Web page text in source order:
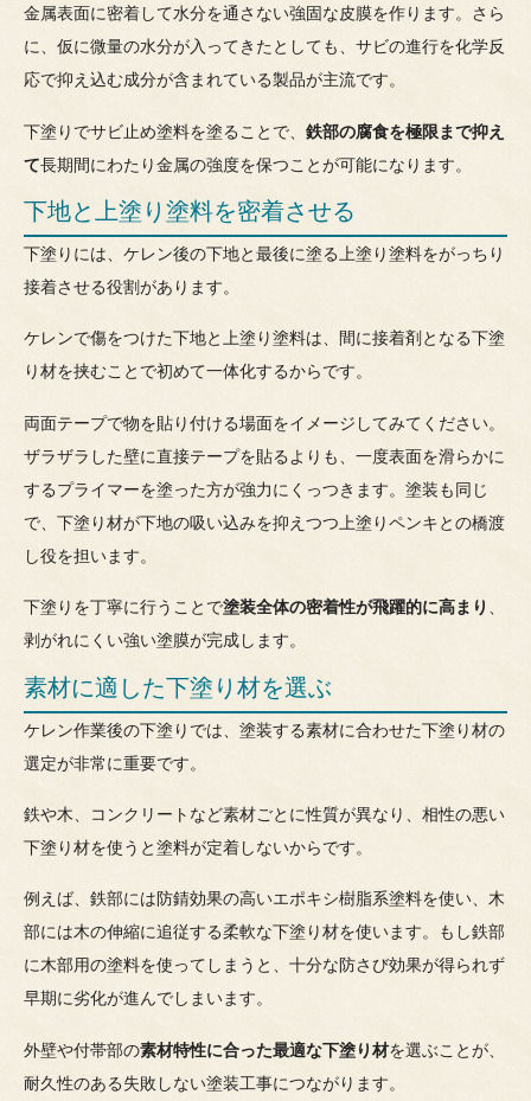
金属表面に密着して水分を通さない強固な皮膜を作ります。さら
に、仮に微量の水分が入ってきたとしても、サビの進行を化学反
応で抑え込む成分が含まれている製品が主流です。
下塗りでサビ止め塗料を塗ることで、 鉄部の腐食を極限まで抑え
て長期間にわたり金属の強度を保つことが可能になります。
下地と上塗り塗料を密着させる
下塗りには、ケレン後の下地と最後に塗る上塗り塗料をがっちり
接着させる役割があります。
ケレンで傷をつけた下地と上塗り塗料は、間に接着剤となる下塗
り材を挟むことで初めて一体化するからです。
両面テープで物を貼り付ける場面をイメージしてみてください。
ザラザラした壁に直接テープを貼るよりも、一度表面を滑らかに
するプライマーを塗った方が強力にくっつきます。塗装も同じ
で、下塗り材が下地の吸い込みを抑えつつ上塗りペンキとの橋渡
し役を担います。
下塗りを丁寧に行うことで塗装全体の密着性が飛躍的に高まり 、
剥がれにくい強い塗膜が完成します。
素材に適した下塗り材を選ぶ
ケレン作業後の下塗りでは、塗装する素材に合わせた下塗り材の
選定が非常に重要です。
鉄や木、コンクリートなど素材ごとに性質が異なり、相性の悪い
下塗り材を使うと塗料が定着しないからです。
例えば、鉄部には防錆効果の高いエポキシ樹脂系塗料を使い、木
部には木の伸縮に追従する柔軟な下塗り材を使います。もし鉄部
に木部用の塗料を使ってしまうと、十分な防さび効果が得られず
早期に劣化が進んでしまいます。
外壁や付帯部の素材特性に合った最適な下塗り材を選ぶことが、
耐久性のある失敗しない塗装工事につながります。